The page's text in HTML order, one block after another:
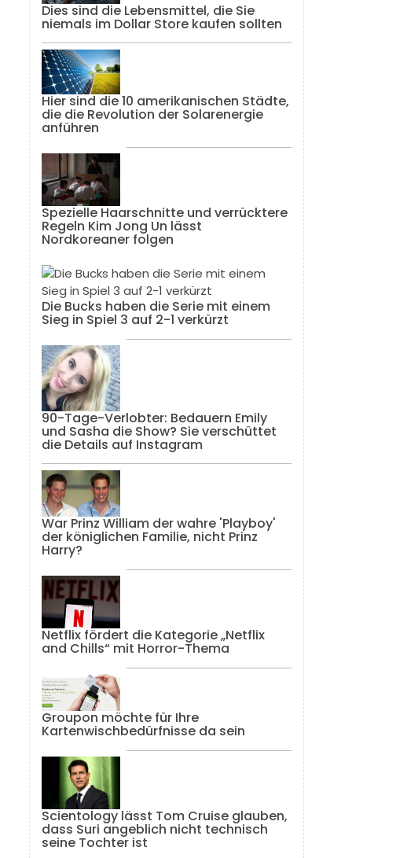
Dies sind die Lebensmittel, die Sie
niemals im Dollar Store kaufen sollten
Hier sind die 10 amerikanischen Städte,
die die Revolution der Solarenergie
anführen
Spezielle Haarschnitte und verrücktere
Regeln Kim Jong Un lässt
Nordkoreaner folgen
Die Bucks haben die Serie mit einem
Sieg in Spiel 3 auf 2-1 verkürzt
90-Tage-Verlobter: Bedauern Emily
und Sasha die Show? Sie verschüttet
die Details auf Instagram
War Prinz William der wahre 'Playboy'
der königlichen Familie, nicht Prinz
Harry?
Netflix fördert die Kategorie „Netflix
and Chills“ mit Horror-Thema
Groupon möchte für Ihre
Kartenwischbedürfnisse da sein
Scientology lässt Tom Cruise glauben,
dass Suri angeblich nicht technisch
seine Tochter ist